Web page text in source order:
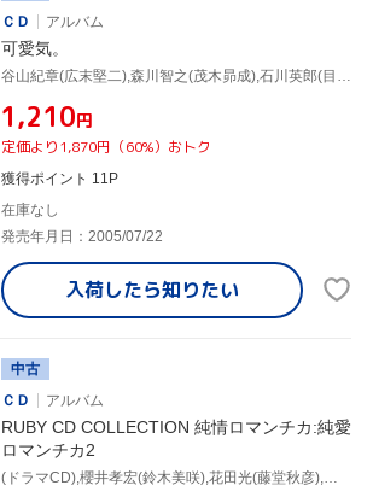
ＣＤ
アルバム
可愛気。
¥1,210円
定価より1,870円（60%）おトク
獲得ポイント 11P
在庫なし
発売年月日：2005/07/22
入荷したら知りたい
中古
ＣＤ
アルバム
RUBY CD COLLECTION 純情ロマンチカ:純愛
ロマンチカ2